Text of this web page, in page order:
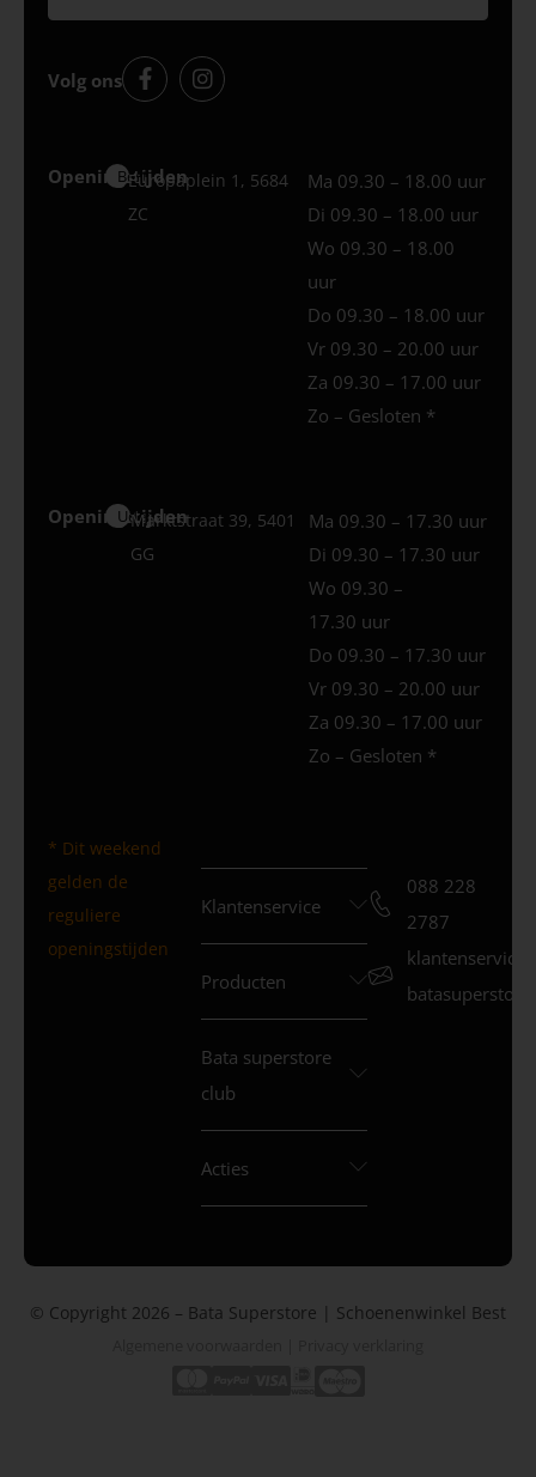
Volg ons
Openingstijden
Best
Europaplein 1, 5684
ZC
Ma 09.30 – 18.00 uur
Di 09.30 – 18.00 uur
Wo 09.30 – 18.00
uur
Do 09.30 – 18.00 uur
Vr 09.30 – 20.00 uur
Za 09.30 – 17.00 uur
Zo – Gesloten *
Openingstijden
Uden
Marktstraat 39, 5401
GG
Ma 09.30 – 17.30 uur
Di 09.30 – 17.30 uur
Wo 09.30 –
17.30 uur
Do 09.30 – 17.30 uur
Vr 09.30 – 20.00 uur
Za 09.30 – 17.00 uur
Zo – Gesloten *
* Dit weekend
gelden de
reguliere
openingstijden
Klantenservice
Producten
Bata superstore
club
Acties
088 228
2787
© Copyright 2026 – Bata Superstore | Schoenenwinkel Best